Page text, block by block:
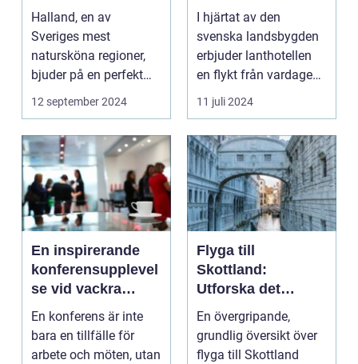
Guide till Ett
Bekymmersfritt
Getaway
Halland, en av
Sveriges mest
natursköna regioner,
bjuder på en perfekt
kombination av idy...
12 september 2024
i harmoni med
naturen
I hjärtat av den
svenska landsbygden
erbjuder lanthotellen
en flykt från vardagens
hektik...
11 juli 2024
En inspirerande
konferensupplevel
se vid vackra
Tylösand
En konferens är inte
bara en tillfälle för
arbete och möten, utan
Flyga till
Skottland:
Utforska det
vackra landet på
ännu enklast sätt
En övergripande,
grundlig översikt över
flyga till Skottland